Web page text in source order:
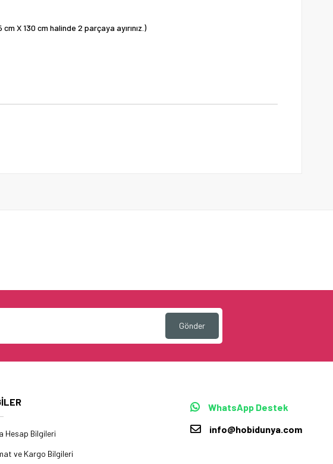
X 130 cm halinde 2 parçaya ayırınız.)
Gönder
Hesap Bilgileri
ve Kargo Bilgileri
WhatsApp Destek
info@hobidunya.com